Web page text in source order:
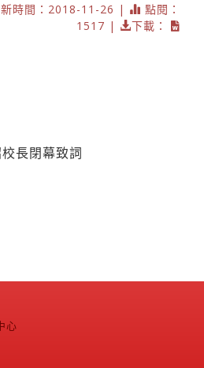
時間：2018-11-26 |
點閱：
1517 |
下載：
長閉幕致詞
心